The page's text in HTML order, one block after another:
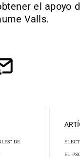
el apoyo
Valls.
DE
EL